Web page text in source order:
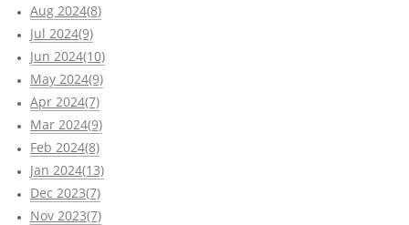
Aug 2024(8)
Jul 2024(9)
Jun 2024(10)
May 2024(9)
Apr 2024(7)
Mar 2024(9)
Feb 2024(8)
Jan 2024(13)
Dec 2023(7)
Nov 2023(7)